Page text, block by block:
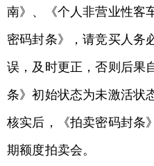
南》、《个人非营业性客
密码封条》，请竞买人务
误，及时更正，否则后果
条》初始状态为未激活状
核实后，《拍卖密码封条
期额度拍卖会。